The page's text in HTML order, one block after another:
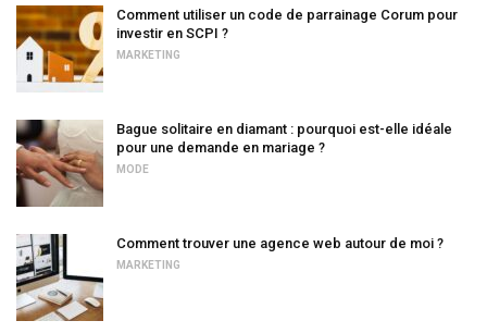
Comment utiliser un code de parrainage Corum pour
investir en SCPI ?
MARKETING
Bague solitaire en diamant : pourquoi est-elle idéale
pour une demande en mariage ?
MODE
Comment trouver une agence web autour de moi ?
MARKETING